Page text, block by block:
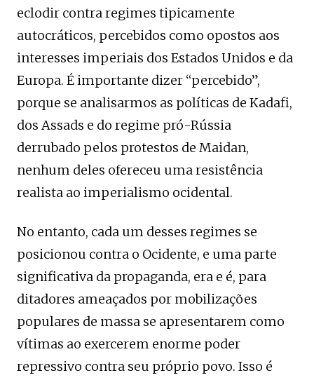
eclodir contra regimes tipicamente
autocráticos, percebidos como opostos aos
interesses imperiais dos Estados Unidos e da
Europa. É importante dizer “percebido”,
porque se analisarmos as políticas de Kadafi,
dos Assads e do regime pró-Rússia
derrubado pelos protestos de Maidan,
nenhum deles ofereceu uma resistência
realista ao imperialismo ocidental.
No entanto, cada um desses regimes se
posicionou contra o Ocidente, e uma parte
significativa da propaganda, era e é, para
ditadores ameaçados por mobilizações
populares de massa se apresentarem como
vítimas ao exercerem enorme poder
repressivo contra seu próprio povo. Isso é